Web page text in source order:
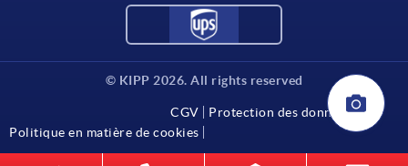
© KIPP 2026. All rights reserved
CGV
Protection des données
Politique en matière de cookies